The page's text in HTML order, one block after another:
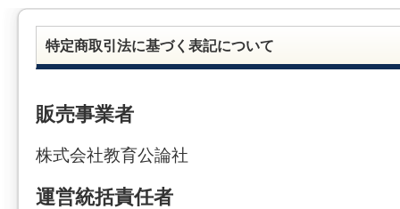
特定商取引法に基づく表記について
販売事業者
株式会社教育公論社
運営統括責任者